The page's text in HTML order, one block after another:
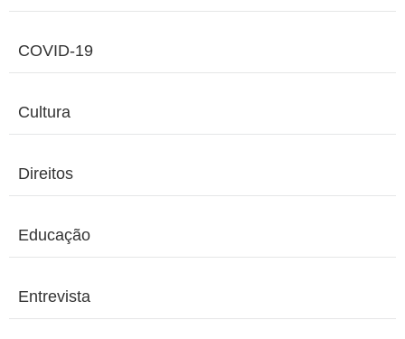
COVID-19
Cultura
Direitos
Educação
Entrevista